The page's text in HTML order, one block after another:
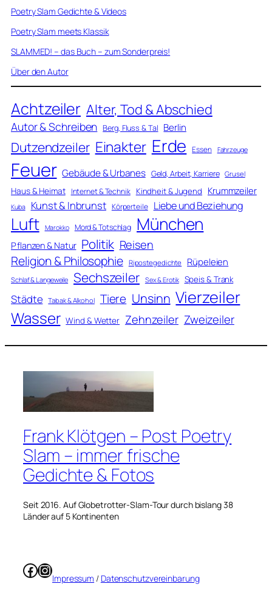
Poetry Slam Gedichte & Videos
Poetry Slam meets Klassik
SLAMMED! – das Buch – zum Sonderpreis!
Über den Autor
Achtzeiler Alter, Tod & Abschied
Autor & Schreiben Berg, Fluss & Tal Berlin
Dutzendzeiler Einakter Erde Essen Fahrzeuge
Feuer Gebäude & Urbanes Geld, Arbeit, Karriere Grusel
Haus & Heimat Internet & Technik Kindheit & Jugend Krummzeiler
Kuba Kunst & Inbrunst Körperteile Liebe und Beziehung
Luft Marokko Mord & Totschlag München
Pflanzen & Natur Politik Reisen
Religion & Philosophie Ripostegedichte Rüpeleien
Schlaf & Langeweile Sechszeiler Sex & Erotik Speis & Trank
Städte Tabak & Alkohol Tiere Unsinn Vierzeiler
Wasser Wind & Wetter Zehnzeiler Zweizeiler
Frank Klötgen – Post Poetry
Slam – immer frische
Gedichte & Fotos
Seit 2016. Auf Globetrotter-Slam-Tour durch bislang 38
Länder auf 5 Kontinenten
Facebook
Instagram
Impressum / Datenschutzvereinbarung